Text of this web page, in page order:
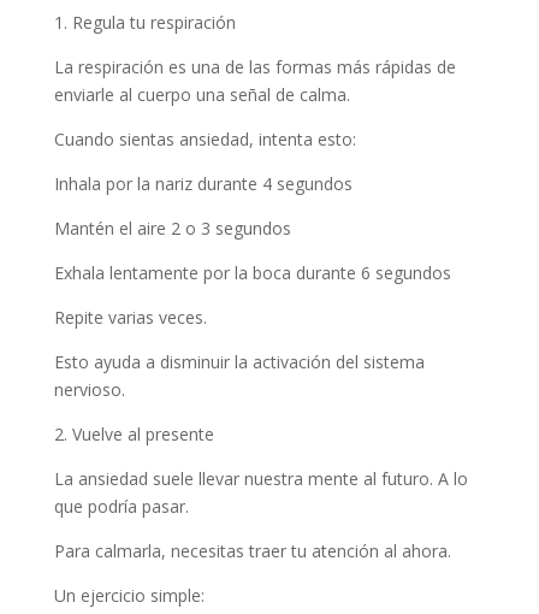
1. Regula tu respiración
La respiración es una de las formas más rápidas de
enviarle al cuerpo una señal de calma.
Cuando sientas ansiedad, intenta esto:
Inhala por la nariz durante 4 segundos
Mantén el aire 2 o 3 segundos
Exhala lentamente por la boca durante 6 segundos
Repite varias veces.
Esto ayuda a disminuir la activación del sistema
nervioso.
2. Vuelve al presente
La ansiedad suele llevar nuestra mente al futuro. A lo
que podría pasar.
Para calmarla, necesitas traer tu atención al ahora.
Un ejercicio simple: